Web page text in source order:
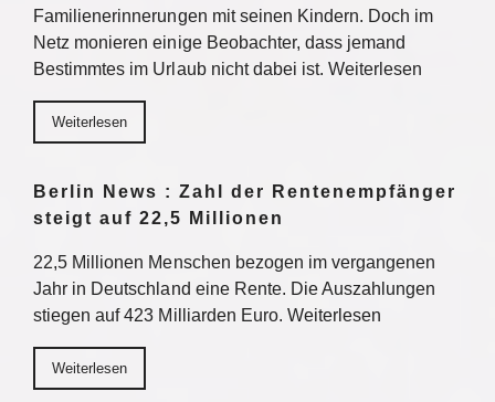
Familienerinnerungen mit seinen Kindern. Doch im
Netz monieren einige Beobachter, dass jemand
Bestimmtes im Urlaub nicht dabei ist. Weiterlesen
Weiterlesen
Berlin News : Zahl der Rentenempfänger
steigt auf 22,5 Millionen
22,5 Millionen Menschen bezogen im vergangenen
Jahr in Deutschland eine Rente. Die Auszahlungen
stiegen auf 423 Milliarden Euro. Weiterlesen
Weiterlesen